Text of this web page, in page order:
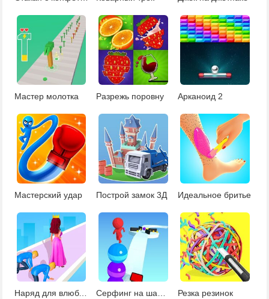
Мастер молотка Разрежь поровну Арканоид 2
Мастерский удар Построй замок 3Д Идеальное бритье
Наряд для влюбленной девушки Серфинг на шарах Резка резинок